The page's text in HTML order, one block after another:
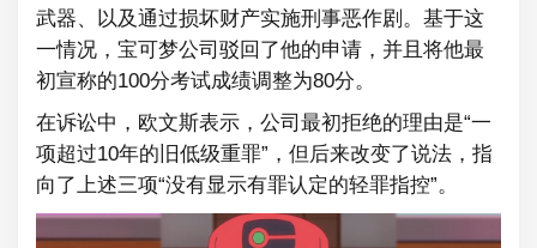
武器、以及通过损坏财产实施刑事恶作剧。基于这
一情况，宝可梦公司驳回了他的申请，并且将他最
初宣称的100分考试成绩调整为80分。
在诉讼中，欧文斯表示，公司最初拒绝的理由是“一
项超过10年的旧低级重罪”，但后来改变了说法，指
向了上述三项“没有显示有罪认定的轻罪指控”。